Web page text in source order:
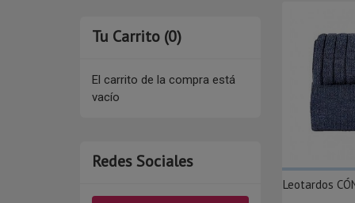
Tu Carrito (0)
El carrito de la compra está
vacío
Redes Sociales
Leotardos